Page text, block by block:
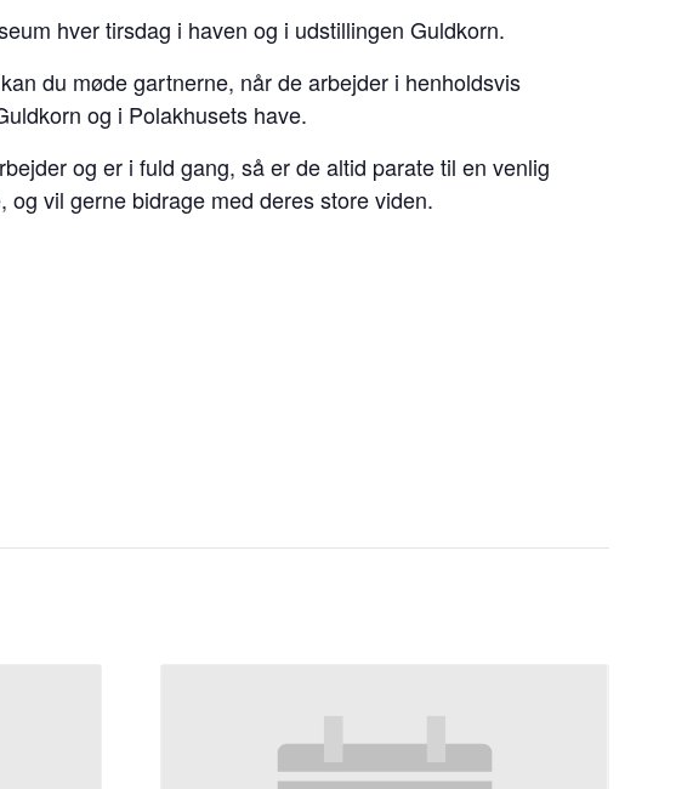
hver tirsdag i haven og i udstillingen Guldkorn.
du møde gartnerne, når de arbejder i henholdsvis
og i Polakhusets have.
og er i fuld gang, så er de altid parate til en venlig
og vil gerne bidrage med deres store viden.